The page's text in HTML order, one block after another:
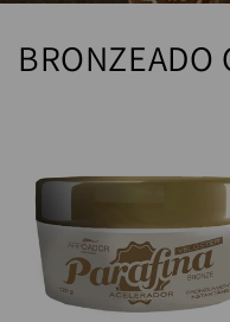
BRONZEADO